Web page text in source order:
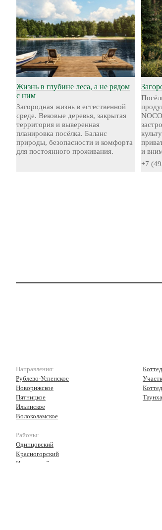
Жизнь в глубине леса, а не рядом
с ним
Загородная жизнь в естественной
среде. Вековые деревья, закрытая
территория и выверенная
планировка посёлка. Баланс
природы, безопасности и комфорта
для постоянного проживания.
и
+7
Направления:
Рублево-Успенское
Новорижское
Пятницкое
Ильинское
Волоколамское
Районы:
Одинцовский
Красногорский
Истринский